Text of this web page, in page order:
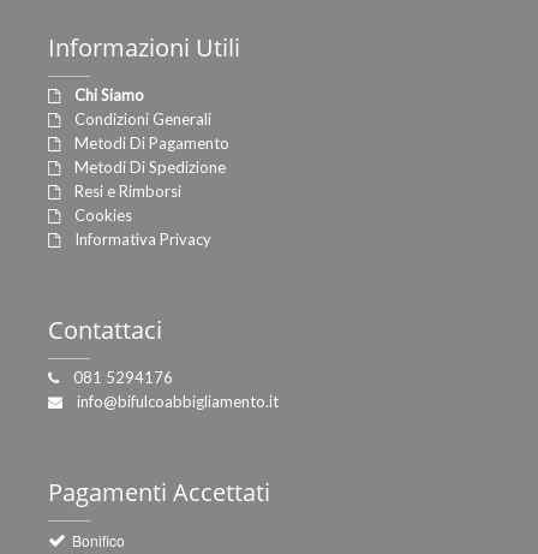
Informazioni Utili
Chi Siamo
Condizioni Generali
Metodi Di Pagamento
Metodi Di Spedizione
Resi e Rimborsi
Cookies
Informativa Privacy
Contattaci
081 5294176
info@bifulcoabbigliamento.it
Pagamenti Accettati
Bonifico